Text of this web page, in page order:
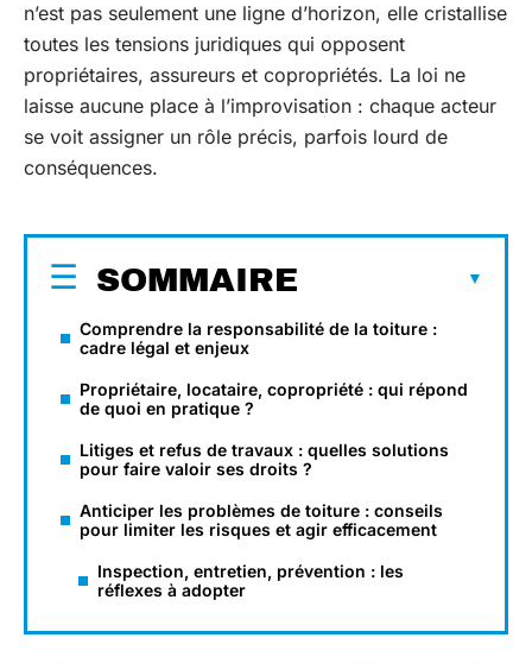
n’est pas seulement une ligne d’horizon, elle cristallise
toutes les tensions juridiques qui opposent
propriétaires, assureurs et copropriétés. La loi ne
laisse aucune place à l’improvisation : chaque acteur
se voit assigner un rôle précis, parfois lourd de
conséquences.
SOMMAIRE
Comprendre la responsabilité de la toiture :
cadre légal et enjeux
Propriétaire, locataire, copropriété : qui répond
de quoi en pratique ?
Litiges et refus de travaux : quelles solutions
pour faire valoir ses droits ?
Anticiper les problèmes de toiture : conseils
pour limiter les risques et agir efficacement
Inspection, entretien, prévention : les
réflexes à adopter